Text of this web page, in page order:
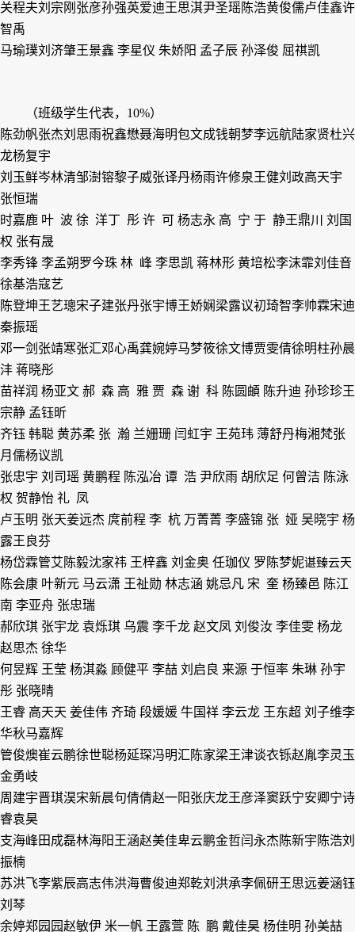
关程夫刘宗刚 张彦孙强英爱迪王思淇尹圣瑶陈浩黄俊儒卢佳鑫许
智禹
马瑜璞刘济肇王景鑫 李星仪 朱娇阳 孟子辰 孙泽俊 屈祺凯
（班级学生代表， 10%）
陈劲帆张杰刘思雨祝鑫懋聂海明包文成钱朝梦李远航陆家贤杜兴
龙杨复宇
刘玉鲜岑林清邹澍镕黎子威张译丹杨雨许修泉 王健刘 政高天宇
张恒瑞
时嘉鹿 叶 波 徐 洋丁 彤 许 可 杨志永 高 宁 于 静王鼎川 刘国
权 张有晟
李秀锋 李孟朔罗今珠 林 峰 李思凯 蒋林形 黄培松李沫霏刘佳音
徐基浩寇艺
陈登坤王艺璁宋子建张丹张宇博王娇娴梁露议初琦智李帅霖宋迪
秦振瑶
邓一剑 张靖寒张汇邓心禹龚婉婷马梦筱徐文博贾雯倩徐明柱孙晨
沣 蒋晓彤
苗祥润 杨亚文 郝 森 高 雅 贾 森 谢 科 陈圆頔 陈升迪 孙珍珍王
宗静 孟钰昕
齐钰 韩聪 黄苏柔 张 瀚 兰姗珊 闫虹宇 王苑玮 薄舒丹梅湘梵张
月儒杨议凯
张忠宇 刘司瑶 黄鹏程 陈泓冶 谭 浩 尹欣雨 胡欣足 何曾洁 陈泳
权 贺静怡 礼 凤
卢玉明 张天姜远杰 庹前程 李 杭 万菁菁 李盛锦 张 娅 吴晓宇 杨
露王良芬
杨岱霖管艾 陈毅沈家祎 王梓鑫 刘金奥 任珈仪 罗陈梦妮谌臻云天
陈会康 叶新元 马云潇 王祉勋 林志涵 姚忌凡 宋 奎 杨臻邑 陈江
南 李亚舟 张忠瑞
郝欣琪 张宇龙 袁烁琪 乌震 李千龙 赵文凤 刘俊汝 李佳雯 杨龙
赵思杰 徐华
何昱辉 王莹 杨淇淼 顾健平 李喆 刘启良 来源 于恒率 朱琳 孙宇
彤 张晓晴
王睿 高天天 姜佳伟 齐琦 段媛媛 牛国祥 李云龙 王东超 刘子维李
华秋马嘉辉
管俊燠崔云鹏徐世聪杨延琛冯明汇 陈家梁王津谈衣铄赵胤李灵玉
金勇岐
周建宇晋琪淏宋新晨句倩倩赵一阳张庆龙王彦泽窦跃宁安卿宁诗
睿袁昊
支海峰田成磊林海阳 王涵赵美佳卑云鹏金哲闫永杰 陈新宇 陈浩刘
振楠
苏洪飞李紫辰高志伟洪海曹俊迪郑乾刘洪承李佩研王思远姜涵钰
刘 琴
余婷郑园园赵敏伊 米一帆 王露萱 陈 鹏 戴佳昊 杨佳明 孙美喆